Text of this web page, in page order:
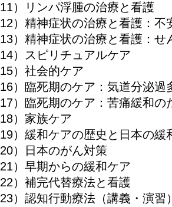
11）リンパ浮腫の治療と看護
12）精神症状の治療と看護：不
13）精神症状の治療と看護：せ
14）スピリチュアルケア
15）社会的ケア
16）臨死期のケア：気道分泌過
17）臨死期のケア：苦痛緩和の
18）家族ケア
19）緩和ケアの歴史と日本の緩
20）日本のがん対策
21）早期からの緩和ケア
22）補完代替療法と看護
23）認知行動療法（講義・演習